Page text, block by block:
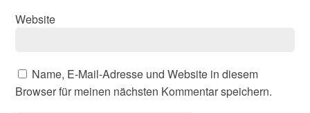
Website
Name, E-Mail-Adresse und Website in diesem
Browser für meinen nächsten Kommentar speichern.